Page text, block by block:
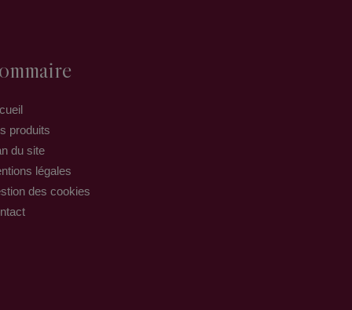
produits
du site
légales
des cookies